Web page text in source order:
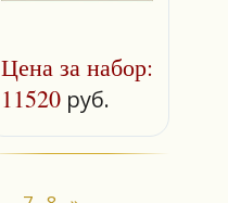
Цена за набор:
11520 руб.